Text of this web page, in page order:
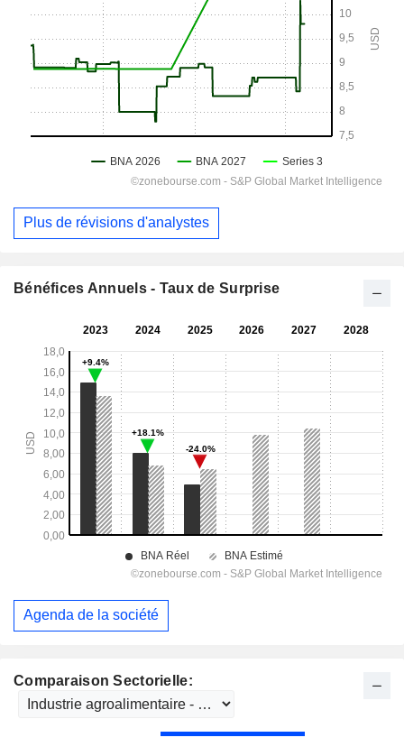
Comparaison Sectorielle:
Plus de révisions d'analystes
Bénéfices Annuels - Taux de Surprise
Agenda de la société